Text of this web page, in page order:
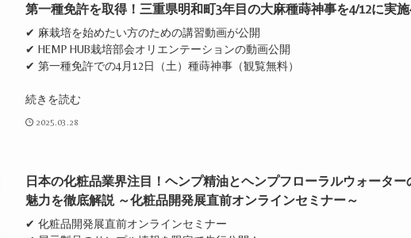
第一種免許を取得！三重県明和町3年目の大麻種蒔神事を4/12に実
✔ 麻栽培を始めたい方のための講習動画が公開
✔ HEMP HUB栽培部会オリエンテーションの動画公開
✔ 第一種免許での4月12日（土）種蒔神事（観覧無料）
続きを読む
2025.03.28
日本の化粧品業界注目！ヘンプ精油とヘンプフローラルウォーター
魅力を徹底解説 ～化粧品開発展直前オンラインセミナー～
✔ 化粧品開発展直前オンラインセミナー